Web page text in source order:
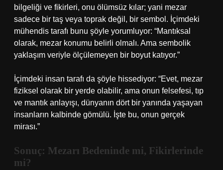
bilgeliği ve fikirleri, onu ölümsüz kılar; yani mezar
sadece bir taş veya toprak değil, bir sembol. İçimdeki
mühendis tarafı bunu şöyle yorumluyor: “Mantıksal
olarak, mezar konumu belirli olmalı. Ama sembolik
yaklaşım veriyle ölçülemeyen bir boyut katıyor.”
İçimdeki insan tarafı da şöyle hissediyor: “Evet, mezar
fiziksel olarak bir yerde olabilir, ama onun felsefesi, tıp
ve mantık anlayışı, dünyanın dört bir yanında yaşayan
insanların kalbinde gömülü. İşte bu, onun gerçek
mirası.”
Sonuç: Mezarı Bedeninde mi, Fikirlerinde
mi?